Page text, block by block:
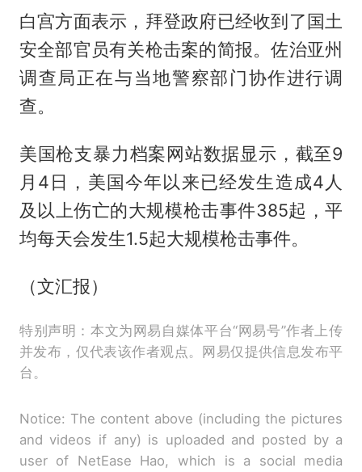
白宫方面表示，拜登政府已经收到了国土
安全部官员有关枪击案的简报。佐治亚州
调查局正在与当地警察部门协作进行调
查。
美国枪支暴力档案网站数据显示，截至9
月4日，美国今年以来已经发生造成4人
及以上伤亡的大规模枪击事件385起，平
均每天会发生1.5起大规模枪击事件。
（文汇报）
特别声明：本文为网易自媒体平台“网易号”作者上传
并发布，仅代表该作者观点。网易仅提供信息发布平
台。
Notice: The content above (including the pictures
and videos if any) is uploaded and posted by a
user of NetEase Hao, which is a social media